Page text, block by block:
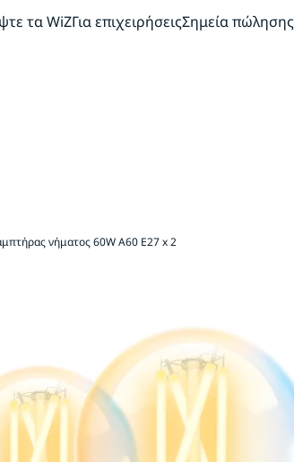
τα WiZΓια επιχειρήσειςΣημεία πώλησης
νήματος 60W A60 E27 x 2